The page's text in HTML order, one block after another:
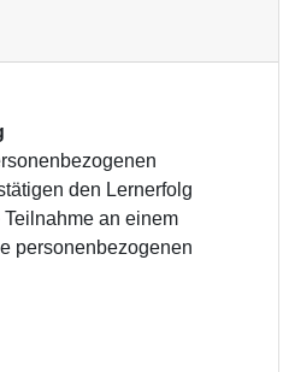
den Lernerfolg
an einem
personenbezogenen